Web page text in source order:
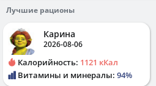
Лучшие рационы
Карина
2026-08-06
Калорийность: 1121 кКал
Витамины и минералы: 94%